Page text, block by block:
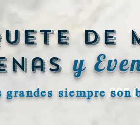
305-
de
y
grandes siempre